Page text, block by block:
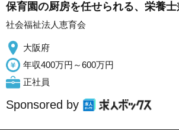
保育園の厨房を任せられる、栄養
社会福祉法人恵育会
大阪府
年収400万円～600万円
正社員
Sponsored by